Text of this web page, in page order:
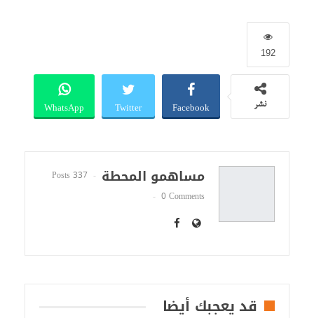
192
نشر Facebook
Twitter
WhatsApp
مساهمو المحطة
337 Posts
0 Comments
قد يعجبك أيضا